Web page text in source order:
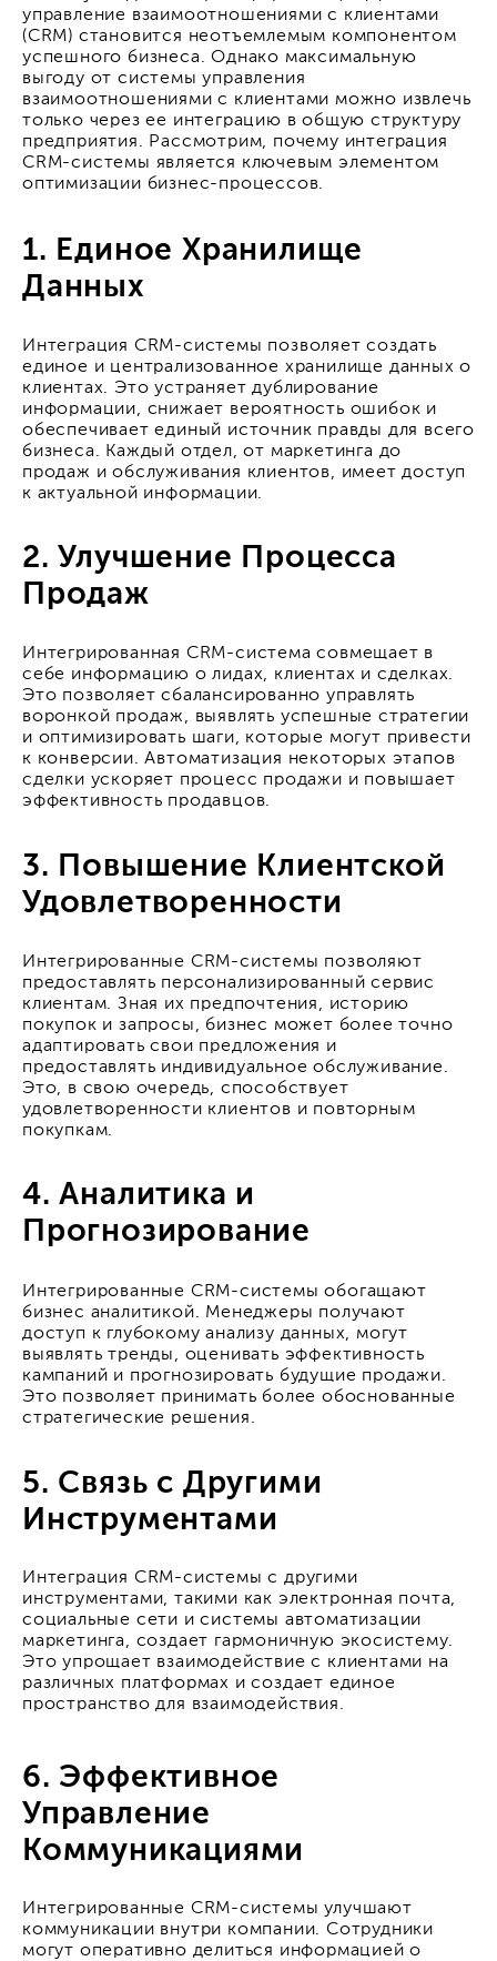
управление взаимоотношениями с клиентами
(CRM) становится неотъемлемым компонентом
успешного бизнеса. Однако максимальную
выгоду от системы управления
взаимоотношениями с клиентами можно извлечь
только через ее интеграцию в общую структуру
предприятия. Рассмотрим, почему интеграция
CRM-системы является ключевым элементом
оптимизации бизнес-процессов.
1. Единое Хранилище
Данных
Интеграция CRM-системы позволяет создать
единое и централизованное хранилище данных о
клиентах. Это устраняет дублирование
информации, снижает вероятность ошибок и
обеспечивает единый источник правды для всего
бизнеса. Каждый отдел, от маркетинга до
продаж и обслуживания клиентов, имеет доступ
к актуальной информации.
2. Улучшение Процесса
Продаж
Интегрированная CRM-система совмещает в
себе информацию о лидах, клиентах и сделках.
Это позволяет сбалансированно управлять
воронкой продаж, выявлять успешные стратегии
и оптимизировать шаги, которые могут привести
к конверсии. Автоматизация некоторых этапов
сделки ускоряет процесс продажи и повышает
эффективность продавцов.
3. Повышение Клиентской
Удовлетворенности
Интегрированные CRM-системы позволяют
предоставлять персонализированный сервис
клиентам. Зная их предпочтения, историю
покупок и запросы, бизнес может более точно
адаптировать свои предложения и
предоставлять индивидуальное обслуживание.
Это, в свою очередь, способствует
удовлетворенности клиентов и повторным
покупкам.
4. Аналитика и
Прогнозирование
Интегрированные CRM-системы обогащают
бизнес аналитикой. Менеджеры получают
доступ к глубокому анализу данных, могут
выявлять тренды, оценивать эффективность
кампаний и прогнозировать будущие продажи.
Это позволяет принимать более обоснованные
стратегические решения.
5. Связь с Другими
Инструментами
Интеграция CRM-системы с другими
инструментами, такими как электронная почта,
социальные сети и системы автоматизации
маркетинга, создает гармоничную экосистему.
Это упрощает взаимодействие с клиентами на
различных платформах и создает единое
пространство для взаимодействия.
6. Эффективное
Управление
Коммуникациями
Интегрированные CRM-системы улучшают
коммуникации внутри компании. Сотрудники
могут оперативно делиться информацией о